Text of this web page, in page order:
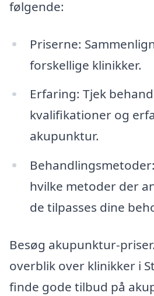
følgende:
Priserne:
forskellige klinikker.
Erfaring: Tjek
kvalifikationer og
akupunktur.
hvilke metoder der
de tilpasses dine
Besøg akupunktur-
overblik over klinikker i
finde gode tilbud på